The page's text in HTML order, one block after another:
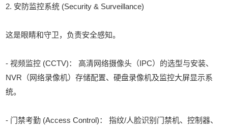
2. 安防监控系统 (Security & Surveillance)
这是眼睛和守卫，负责安全感知。
- 视频监控 (CCTV)： 高清网络摄像头（IPC）的选型与安装、
NVR（网络录像机）存储配置、硬盘录像机及监控大屏显示系
统。
- 门禁考勤 (Access Control)： 指纹/人脸识别门禁机、控制器、